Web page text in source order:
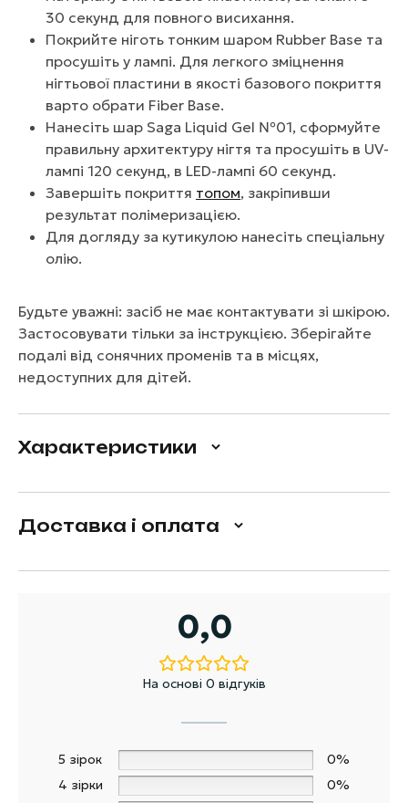
30 секунд для повного висихання.
Покрийте ніготь тонким шаром Rubber Base та
просушіть у лампі. Для легкого зміцнення
нігтьової пластини в якості базового покриття
варто обрати Fiber Base.
Нанесіть шар Saga Liquid Gel №01, сформуйте
правильну архитектуру нігтя та просушіть в UV-
лампі 120 секунд, в LED-лампі 60 секунд.
Завершіть покриття топом, закріпивши
результат полімеризацією.
Для догляду за кутикулою нанесіть спеціальну
олію.
Будьте уважні: засіб не має контактувати зі шкірою.
Застосовувати тільки за інструкцією. Зберігайте
подалі від сонячних променів та в місцях,
недоступних для дітей.
Характеристики
Доставка і оплата
0,0
На основі 0 відгуків
5 зірок
0%
4 зірки
0%